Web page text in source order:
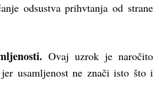
odsustva prihvtanja od strane
Ovaj uzrok je naročito
usamljenost ne znači isto što i